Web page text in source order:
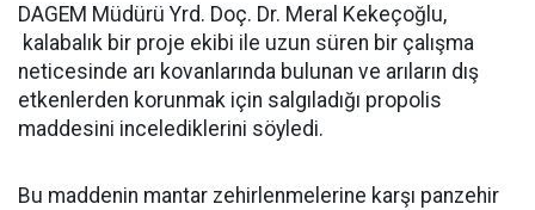
DAGEM Müdürü Yrd. Doç. Dr. Meral Kekeçoğlu,
kalabalık bir proje ekibi ile uzun süren bir çalışma
neticesinde arı kovanlarında bulunan ve arıların dış
etkenlerden korunmak için salgıladığı propolis
maddesini incelediklerini söyledi.
Bu maddenin mantar zehirlenmelerine karşı panzehir